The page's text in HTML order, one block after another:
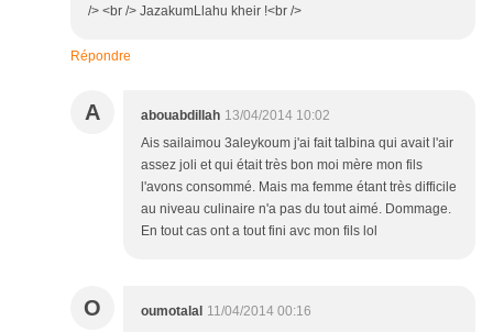
/> <br /> JazakumLlahu kheir !<br />
Répondre
A abouabdillah 13/04/2014 10:02
Ais sailaimou 3aleykoum j'ai fait talbina qui avait l'air
assez joli et qui était très bon moi mère mon fils
l'avons consommé. Mais ma femme étant très difficile
au niveau culinaire n'a pas du tout aimé. Dommage.
En tout cas ont a tout fini avc mon fils lol
O oumotalal 11/04/2014 00:16